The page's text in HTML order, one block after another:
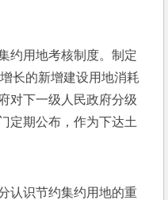
用地考核制度。制定
长的新增建设用地消耗
对下一级人民政府分级
定期公布，作为下达土
识节约集约用地的重